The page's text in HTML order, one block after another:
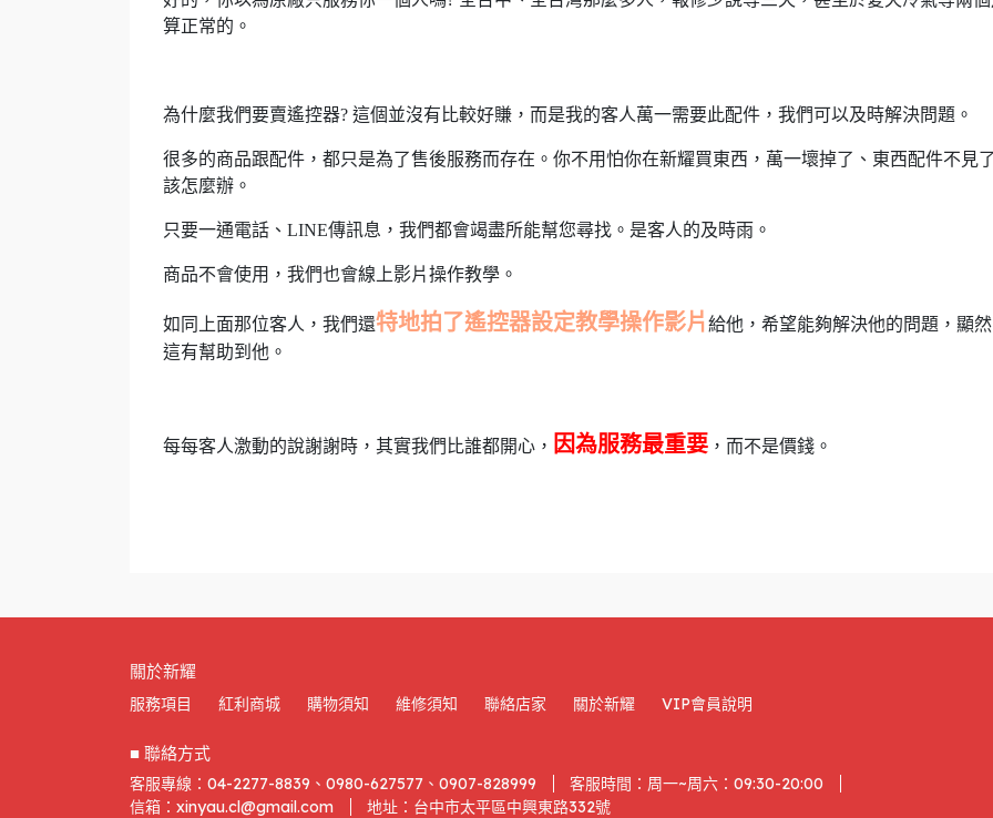
算正常的。
為什麼我們要賣遙控器? 這個並沒有比較好賺，而是我的客人萬一需要此配件，我們可以及時解決問題。
很多的商品跟配件，都只是為了售後服務而存在。你不用怕你在新耀買東西，萬一壞掉了、東西配件不見
該怎麼辦。
只要一通電話、LINE傳訊息，我們都會竭盡所能幫您尋找。是客人的及時雨。
商品不會使用，我們也會線上影片操作教學。
如同上面那位客人，我們還特地拍了遙控器設定教學操作影片給他，希望能夠解決他的問題，顯
這有幫助到他。
每每客人激動的說謝謝時，其實我們比誰都開心， 因為服務最重要 ，而不是價錢。
關於新耀
服務項目 紅利商城 購物須知 維修須知 聯絡店家 關於新耀 VIP會員說明
■ 聯絡方式
客服專線：04-2277-8839、0980-627577、0907-828999
客服時間：周一~周六：09:30-20:00
信箱：xinyau.cl@gmail.com
地址：台中市太平區中興東路332號